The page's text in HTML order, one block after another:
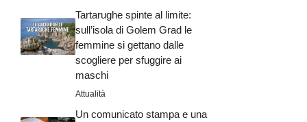
Tartarughe spinte al limite:
sull’isola di Golem Grad le
femmine si gettano dalle
scogliere per sfuggire ai
maschi
Attualità
Un comunicato stampa e una